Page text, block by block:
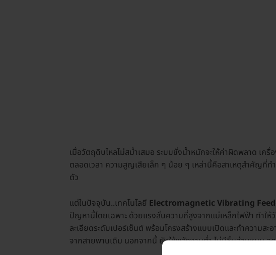
เมื่อวัตถุดิบไหลไม่สม่ำเสมอ ระบบชั่งน้ำหนักจะให้ค่าผิดพลาด เ
ตลอดเวลา ความสูญเสียเล็ก ๆ น้อย ๆ เหล่านี้คือสาเหตุสำคัญที่ท
ตัว
แต่ในปัจจุบัน..เทคโนโลยี Electromagnetic Vibrating
ปัญหานี้โดยเฉพาะ ด้วยแรงสั่นความถี่สูงจากแม่เหล็กไฟฟ้า ทำใ
ละเอียดระดับเปอร์เซ็นต์ พร้อมโครงสร้างแบบเปิดและทำความส
จากสายพานเดิม นอกจากนี้ ยังใช้พลังงานต่ำ ไม่มีชิ้นส่วนหมุน ล